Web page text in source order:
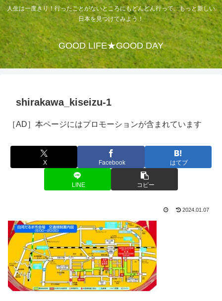
人生は一度きり！行ったことがないところにもどんどん行って、もっと新しい
日本を見つけてみよう！
GOOD LIFE★GOOD DAY
shirakawa_kiseizu-1
［AD］本ページにはプロモーションが含まれています
X Facebook はてブ
LINE コピー
2024.01.07